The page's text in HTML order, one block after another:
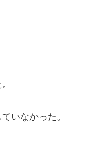
いなかった。